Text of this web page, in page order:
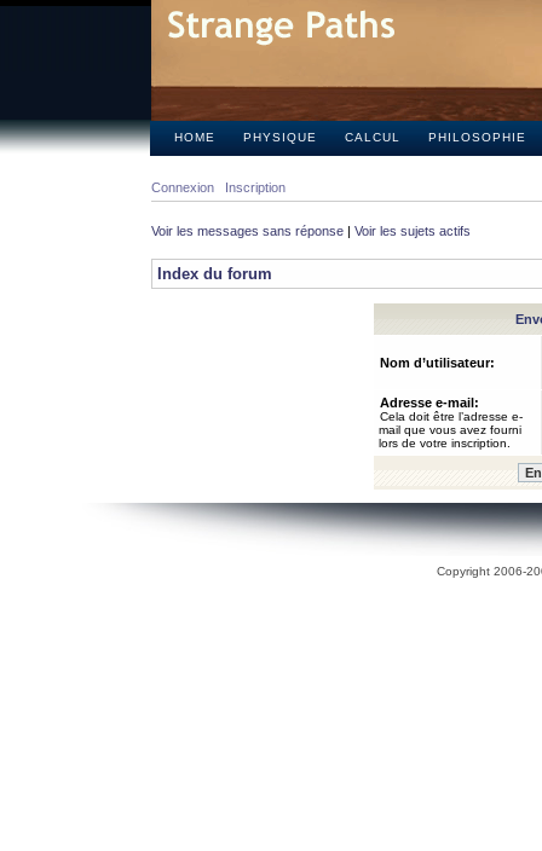
HOME PHYSIQUE CALCUL PHILOSOPHIE
Connexion Inscription
Voir les messages sans réponse | Voir les sujets actifs
Index du forum
Nom d’utilisateur:
Adresse e-mail:
Cela doit être l’adresse e-
mail que vous avez fourni
lors de votre inscription.
Copyright 2006-